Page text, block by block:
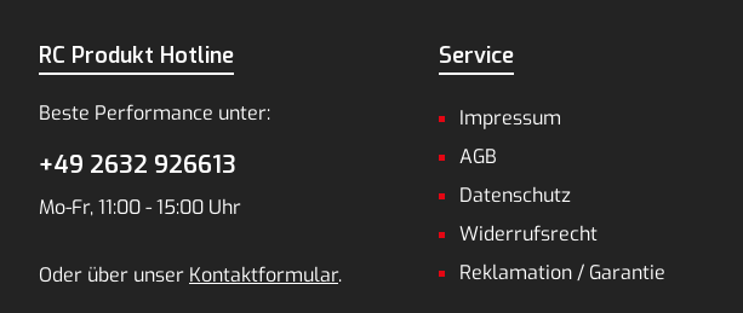
RC Produkt Hotline
Beste Performance unter:
+49 2632 926613
Mo-Fr, 11:00 - 15:00 Uhr
Oder über unser Kontaktformular.
Service
Impressum
AGB
Datenschutz
Widerrufsrecht
Reklamation / Garantie